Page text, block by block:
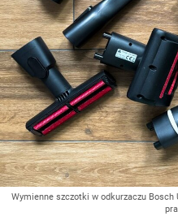
Wymienne szczotki w odkurzaczu Bosch